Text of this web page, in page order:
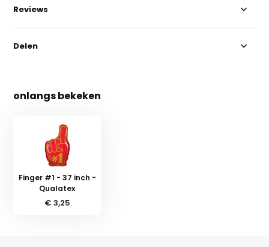
Reviews
Delen
onlangs bekeken
Finger #1 - 37 inch -
Qualatex
€ 3,25